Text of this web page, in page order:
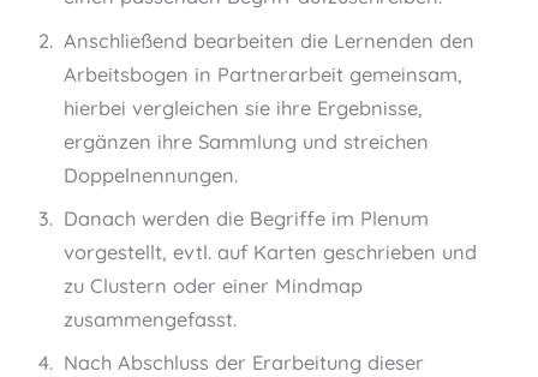
Anschließend bearbeiten die Lernenden den
Arbeitsbogen in Partnerarbeit gemeinsam,
hierbei vergleichen sie ihre Ergebnisse,
ergänzen ihre Sammlung und streichen
Doppelnennungen.
Danach werden die Begriffe im Plenum
vorgestellt, evtl. auf Karten geschrieben und
zu Clustern oder einer Mindmap
zusammengefasst.
Nach Abschluss der Erarbeitung dieser